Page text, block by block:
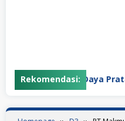
Rekomendasi:
PT Garuda Daya